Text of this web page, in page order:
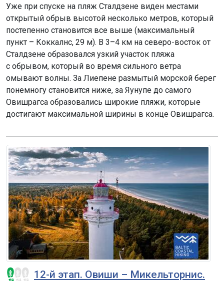
Уже при спуске на пляж Сталдзене виден местами
открытый обрыв высотой несколько метров, который
постепенно становится все выше (максимальный
пункт – Коккалнс, 29 м). В 3–4 км на северо-восток от
Сталдзене образовался узкий участок пляжа
с обрывом, который во время сильного ветра
омывают волны. За Лиепене размытый морской берег
понемногу становится ниже, за Яунупе до самого
Овишрагса образовались широкие пляжи, которые
достигают максимальной ширины в конце Овишрагса.
12-й этап. Овиши – Микельторнис.